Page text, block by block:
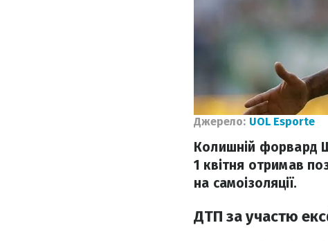
Джерело: UOL Esporte
Колишній форвард
1 квітня отримав
на самоізоляції.
ДТП за участю